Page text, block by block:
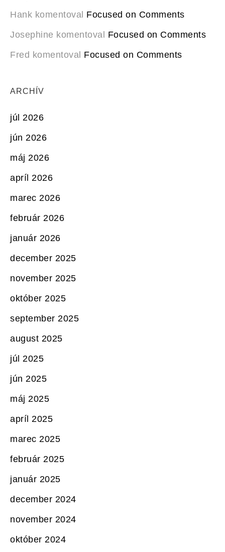
Hank komentoval Focused on Comments
Josephine komentoval Focused on Comments
Fred komentoval Focused on Comments
ARCHÍV
júl 2026
jún 2026
máj 2026
apríl 2026
marec 2026
február 2026
január 2026
december 2025
november 2025
október 2025
september 2025
august 2025
júl 2025
jún 2025
máj 2025
apríl 2025
marec 2025
február 2025
január 2025
december 2024
november 2024
október 2024